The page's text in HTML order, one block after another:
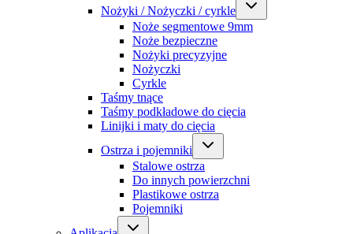
Nożyki / Nożyczki / cyrkle
Noże segmentowe 9mm
Noże bezpieczne
Nożyki precyzyjne
Nożyczki
Cyrkle
Taśmy tnące
Taśmy podkładowe do cięcia
Linijki i maty do cięcia
Ostrza i pojemniki
Stalowe ostrza
Do innych powierzchni
Plastikowe ostrza
Pojemniki